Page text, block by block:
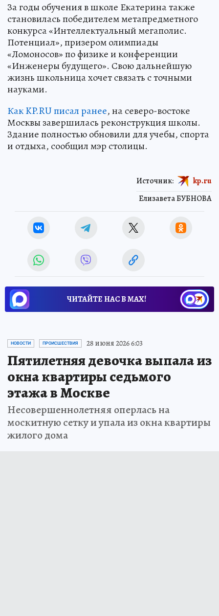
За годы обучения в школе Екатерина также
становилась победителем метапредметного
конкурса «Интеллектуальный мегаполис.
Потенциал», призером олимпиады
«Ломоносов» по физике и конференции
«Инженеры будущего». Свою дальнейшую
жизнь школьница хочет связать с точными
науками.
Как KP.RU писал ранее, на северо-востоке
Москвы завершилась реконструкция школы.
Здание полностью обновили для учебы, спорта
и отдыха, сообщил мэр столицы.
Елизавета БУБНОВА
Источник: kp.ru
ЧИТАЙТЕ НАС В МАХ!
НОВОСТИ ПРОИСШЕСТВИЯ 28 июня 2026 6:03
Пятилетняя девочка выпала из
окна квартиры седьмого
этажа в Москве
Несовершеннолетняя оперлась на
москитную сетку и упала из окна квартиры
жилого дома